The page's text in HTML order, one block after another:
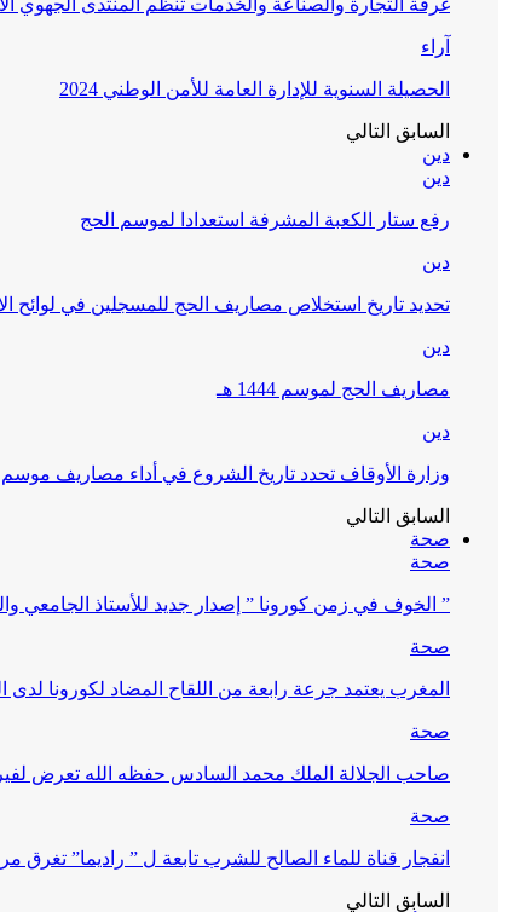
غرفة التجارة والصناعة والخدمات تنظم المنتدى
آراء
الحصيلة السنوية للإدارة العامة للأمن الوطني 2024
السابق التالي
دين
دين
رفع ستار الكعبة المشرفة استعدادا لموسم الحج
دين
تحديد تاريخ استخلاص مصاريف الحج للمسجلين في لوائح
دين
مصاريف الحج لموسم 1444 هـ
دين
وزارة الأوقاف تحدد تاريخ الشروع في أداء مصاريف موسم الحج
السابق التالي
صحة
صحة
” الخوف في زمن كورونا ” إصدار جديد للأستاذ الجامعي
صحة
المغرب يعتمد جرعة رابعة من اللقاح المضاد لكورونا لدى البالغين 60 سنة فما
صحة
صاحب الجلالة الملك محمد السادس حفظه الله تعرض لفيروس
صحة
انفجار قناة للماء الصالح للشرب تابعة ل ” راديما”
السابق التالي